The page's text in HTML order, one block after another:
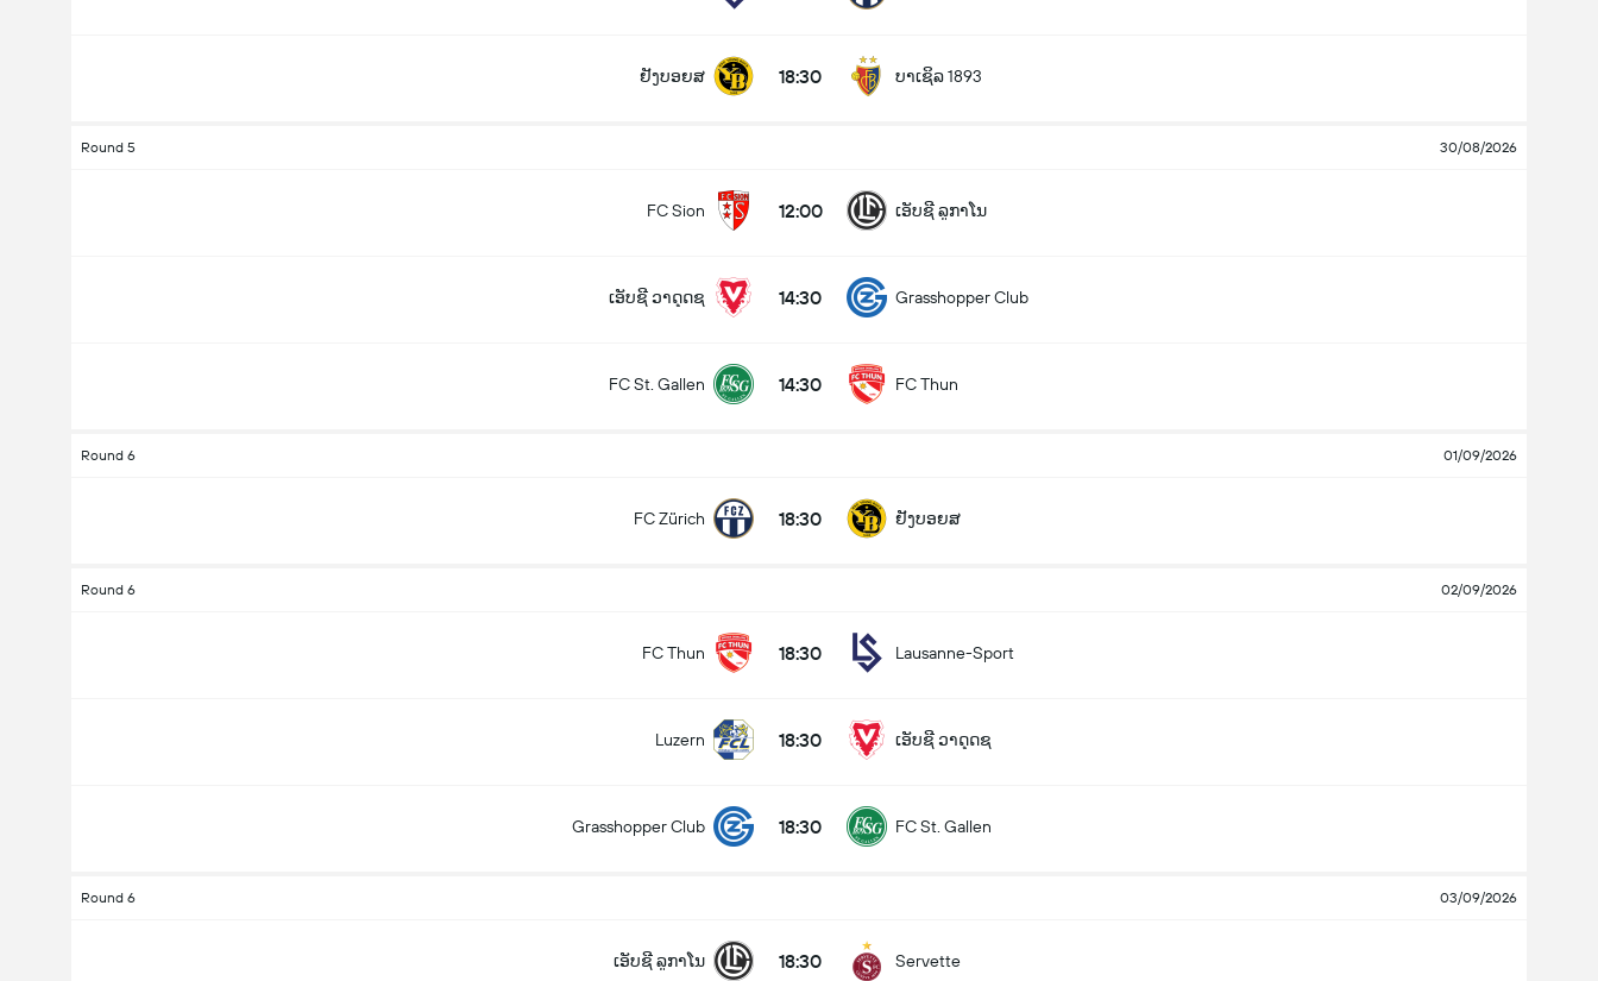
ຢັງບອຍສ 18:30 ບາເຊິລ 1893
Round 5 30/08/2026
FC Sion 12:00 ເອັບຊີ ລູກາໂນ
ເອັບຊີ ວາດຸດຊ 14:30 Grasshopper Club
FC St. Gallen 14:30 FC Thun
Round 6 01/09/2026
FC Zürich 18:30 ຢັງບອຍສ
Round 6 02/09/2026
FC Thun 18:30 Lausanne-Sport
Luzern 18:30 ເອັບຊີ ວາດຸດຊ
Grasshopper Club 18:30 FC St. Gallen
Round 6 03/09/2026
ເອັບຊີ ລູກາໂນ 18:30 Servette